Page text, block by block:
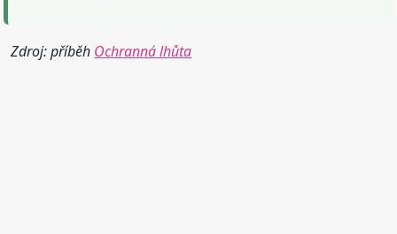
Zdroj: příběh Ochranná lhůta